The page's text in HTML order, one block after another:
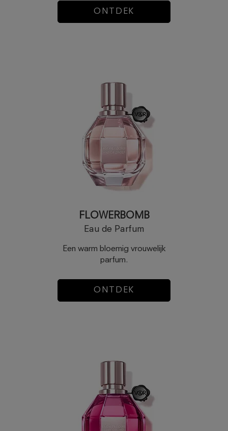
ONTDEK
FLOWERBOMB
Eau de Parfum
Een warm bloemig vrouwelijk
parfum.
ONTDEK